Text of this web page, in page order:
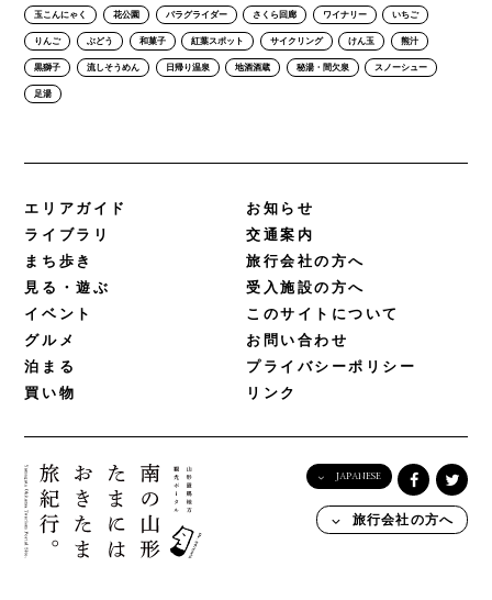
玉こんにゃく 花公園 パラグライダー さくら回廊 ワイナリー いちご
りんご ぶどう 和菓子 紅葉スポット サイクリング けん玉 熊汁
黒獅子 流しそうめん 日帰り温泉 地酒酒蔵 秘湯・間欠泉 スノーシュー
足湯
エリアガイド
ライブラリ
まち歩き
見る・遊ぶ
イベント
グルメ
泊まる
買い物
お知らせ
交通案内
旅行会社の方へ
受入施設の方へ
このサイトについて
お問い合わせ
プライバシーポリシー
リンク
JAPANESE
English
旅行会社の方へ